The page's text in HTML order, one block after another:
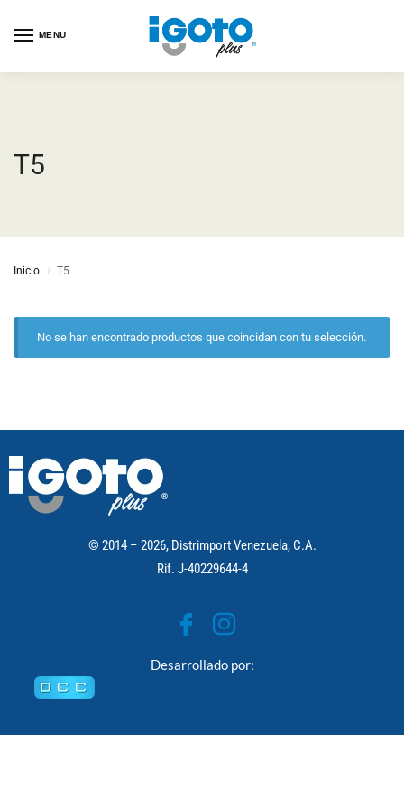
MENU
T5
Inicio / T5
No se han encontrado productos que coincidan con tu selección.
© 2014 – 2026, Distrimport Venezuela, C.A.
Rif. J-40229644-4
Desarrollado por: